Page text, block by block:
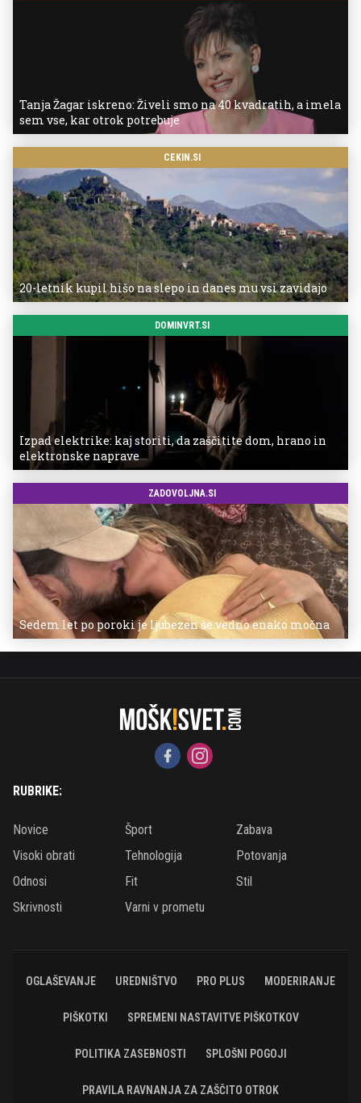
Tanja Žagar iskreno: Živeli smo na 40 kvadratih, a imela
sem vse, kar otrok potrebuje
CEKIN.SI
20-letnik kupil hišo na slepo in danes mu vsi zavidajo
DOMINVRT.SI
Izpad elektrike: kaj storiti, da zaščitite dom, hrano in
elektronske naprave
ZADOVOLJNA.SI
Sedem let po poroki je ljubezen še vedno enako močna
RUBRIKE:
Novice Šport
Zabava
Visoki obrati
Tehnologija
Potovanja
Odnosi
Fit
Stil
Skrivnosti
Varni v prometu
OGLAŠEVANJE UREDNIŠTVO PRO PLUS MODERIRANJE
PIŠKOTKI SPREMENI NASTAVITVE PIŠKOTKOV
POLITIKA ZASEBNOSTI SPLOŠNI POGOJI
PRAVILA RAVNANJA ZA ZAŠČITO OTROK